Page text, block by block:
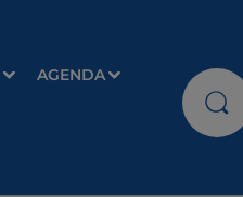
AGENDA